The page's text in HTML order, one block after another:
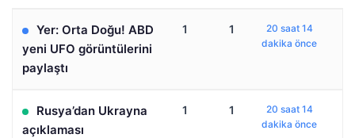
Yer: Orta Doğu! ABD
yeni UFO görüntülerini
paylaştı
1 1
20 saat 14
dakika önce
Rusya’dan Ukrayna
açıklaması
1 1
20 saat 14
dakika önce